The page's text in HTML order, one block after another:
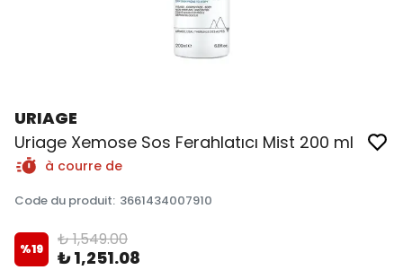
URIAGE
Uriage Xemose Sos Ferahlatıcı Mist 200 ml
à courre de
Code du produit: 3661434007910
%19 ₺ 1,549.00
₺ 1,251.08